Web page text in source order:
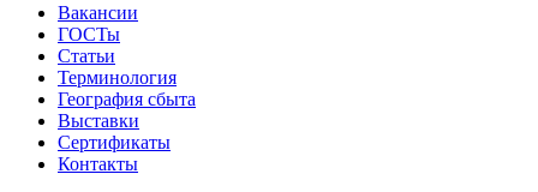
Вакансии
ГОСТы
Статьи
Терминология
География сбыта
Выставки
Сертификаты
Контакты